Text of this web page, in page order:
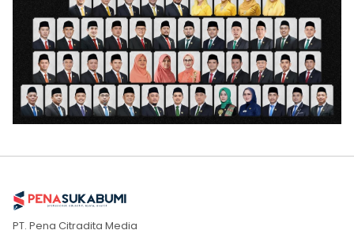
PT. Pena Citradita Media